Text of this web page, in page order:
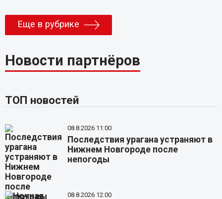
Еще в рубрике
Новости партнёров
ТОП новостей
08.8.2026 11:00
Последствия урагана устраняют в
Нижнем Новгороде после
непогоды
08.8.2026 12:00